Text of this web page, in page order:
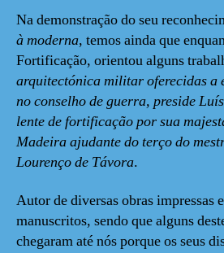
Na demonstração do seu
à moderna, temos ainda que
Fortificação, orientou alguns
arquitectónica militar oferecidas a
no conselho de guerra, preside
lente de fortificação por sua
Madeira ajudante do terço do
Lourenço de Távora.
Autor de diversas obras impressas
manuscritos, sendo que alguns
chegaram até nós porque os seus